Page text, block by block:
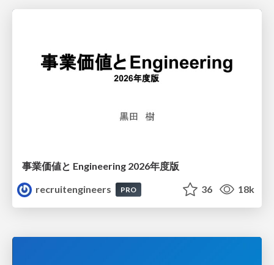
事業価値と Engineering 2026年度版
recruitengineers
PRO 36 18k